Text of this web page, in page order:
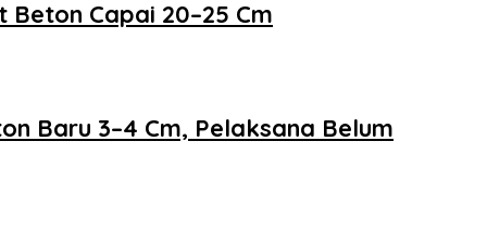
Capai 20–25 Cm
Baru 3–4 Cm, Pelaksana Belum